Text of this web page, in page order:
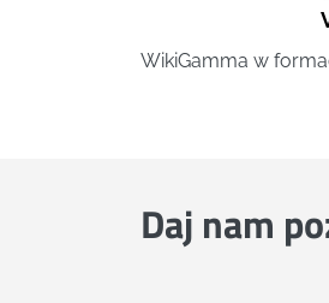
WikiGamma w
Daj nam